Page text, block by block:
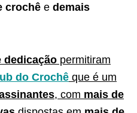
crochê e demais
dedicação permitiram
do Crochê que é um
, com mais de